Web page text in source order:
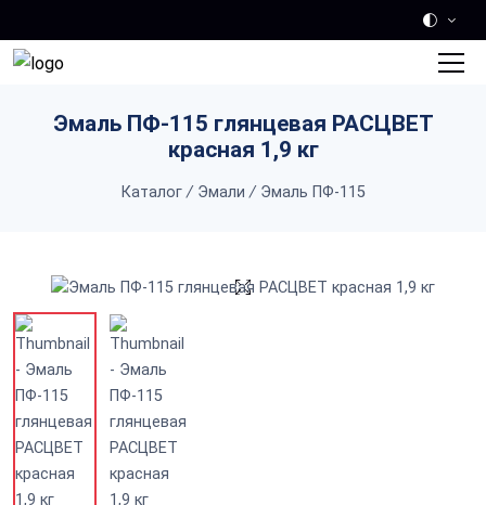
Эмаль ПФ-115 глянцевая РАСЦВЕТ
красная 1,9 кг
Каталог / Эмали / Эмаль ПФ-115